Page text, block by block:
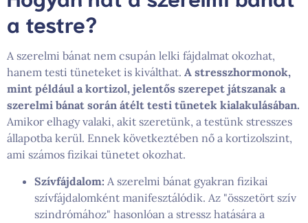
a testre?
A szerelmi bánat nem csupán lelki fájdalmat okozhat,
hanem testi tüneteket is kiválthat. A stresszhormonok,
mint például a kortizol, jelentős szerepet játszanak a
szerelmi bánat során átélt testi tünetek kialakulásában.
Amikor elhagy valaki, akit szeretünk, a testünk stresszes
állapotba kerül. Ennek következtében nő a kortizolszint,
ami számos fizikai tünetet okozhat.
Szívfájdalom: A szerelmi bánat gyakran fizikai
szívfájdalomként manifesztálódik. Az "összetört szív
szindrómához" hasonlóan a stressz hatására a